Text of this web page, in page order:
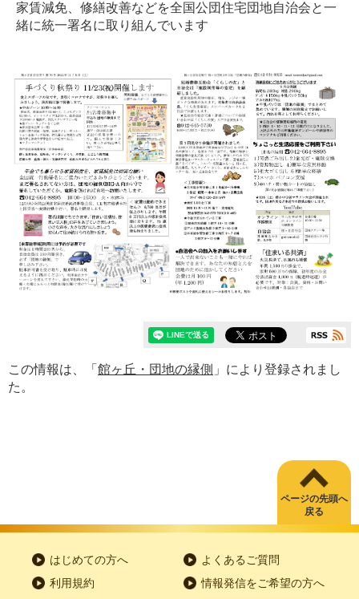
家賃減免、修繕改善などを全国公団住宅団地自治会と一
緒に統一署名に取り組んでいます
この情報は、「 館ヶ丘・団地の縁側 」により登録されまし
た。
ページの先頭へ
戻る
はじめての方へ
よくあるご質問
利用規約
情報発信をご希望の方へ